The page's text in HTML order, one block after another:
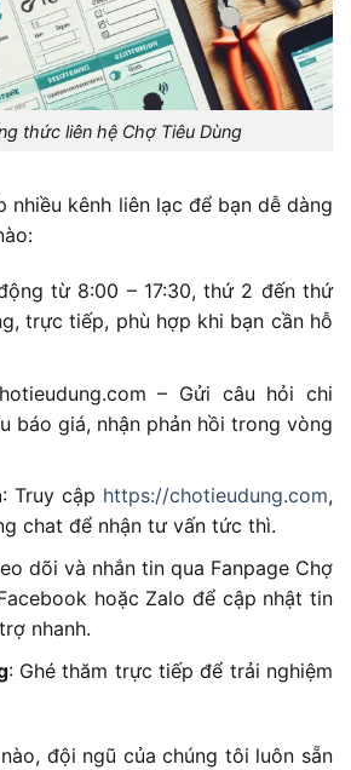
thức liên hệ Chợ Tiêu Dùng
nhiều kênh liên lạc để bạn dễ dàng
từ 8:00 – 17:30, thứ 2 đến thứ
trực tiếp, phù hợp khi bạn cần hỗ
– Gửi câu hỏi chi
báo giá, nhận phản hồi trong vòng
: Truy cập https://chotieudung.com,
chat để nhận tư vấn tức thì.
dõi và nhắn tin qua Fanpage Chợ
hoặc Zalo để cập nhật tin
nhanh.
: Ghé thăm trực tiếp để trải nghiệm
đội ngũ của chúng tôi luôn sẵn